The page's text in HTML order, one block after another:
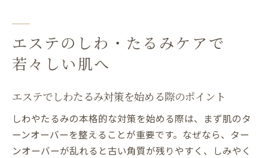
エステのしわ・たるみケアで
若々しい肌へ
エステでしわたるみ対策を始める際のポイント
しわやたるみの本格的な対策を始める際は、まず肌のタ
ーンオーバーを整えることが重要です。なぜなら、ター
ンオーバーが乱れると古い角質が残りやすく、しみやく